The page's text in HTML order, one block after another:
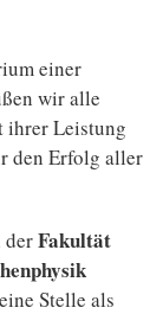
einer
wir alle
ihrer Leistung
den Erfolg aller
derFakultät
Stelle als